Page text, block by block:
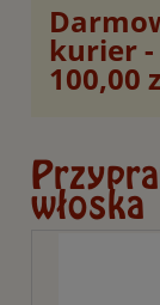
kurier
100,00
włoska